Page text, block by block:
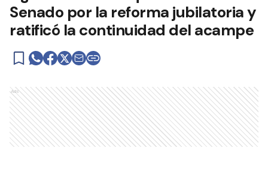
Senado por la reforma jubilatoria y
ratificó la continuidad del acampe
Ads